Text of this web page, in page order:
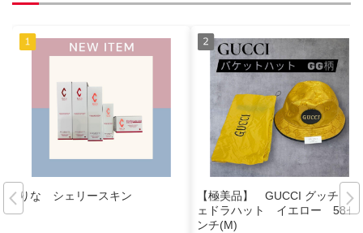
りな シェリースキン
【極美品】 GUCCI グッチ フ
ェドラハット イエロー 58セ
ンチ(M)